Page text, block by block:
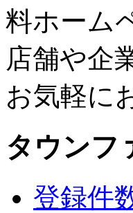
料ホーム
店舗や企
お気軽に
タウンフ
登録件